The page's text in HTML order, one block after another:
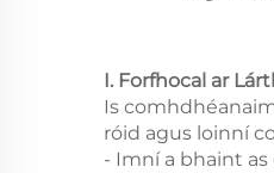
I. Forfhocal ar
Is
róid agus loinní
- Imní a bhaint